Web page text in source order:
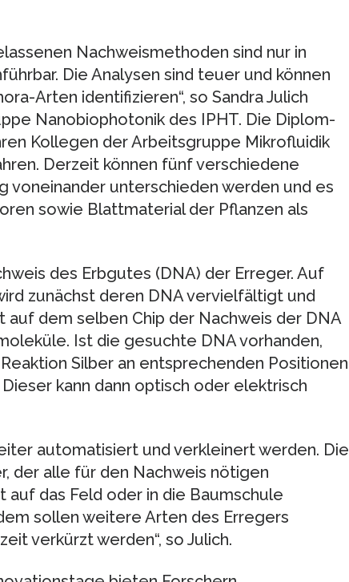
Nachweismethoden sind nur in
Die Analysen sind teuer und können
Arten identifizieren“, so Sandra Julich
Nanobiophotonik des IPHT. Die Diplom-
Kollegen der Arbeitsgruppe Mikrofluidik
Derzeit können fünf verschiedene
voneinander unterschieden werden und es
sowie Blattmaterial der Pflanzen als
des Erbgutes (DNA) der Erreger. Auf
zunächst deren DNA vervielfältigt und
auf dem selben Chip der Nachweis der DNA
Ist die gesuchte DNA vorhanden,
Silber an entsprechenden Positionen
kann dann optisch oder elektrisch
automatisiert und verkleinert werden. Die
der alle für den Nachweis nötigen
das Feld oder in die Baumschule
sollen weitere Arten des Erregers
verkürzt werden“, so Julich.